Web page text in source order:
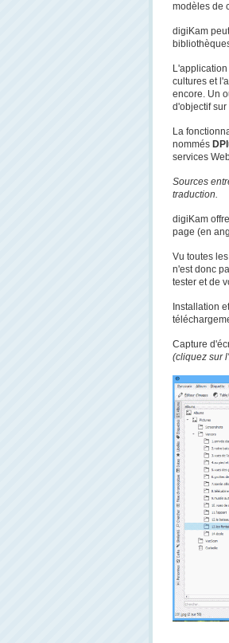
modèles de
digiKam
cultures et
encore. Un
d'objectif
La
nommés
services
Sources
traduction.
digiKam
page (en
Vu toutes
n'est donc
tester et de
Installation
Capture
(cliquez sur